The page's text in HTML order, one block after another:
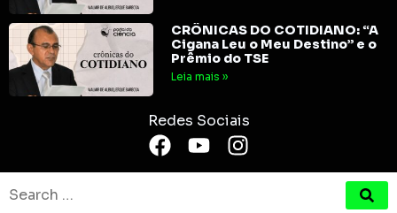
CRÔNICAS DO COTIDIANO: “A
Cigana Leu o Meu Destino” e o
Prêmio do TSE
Leia mais »
Redes Sociais